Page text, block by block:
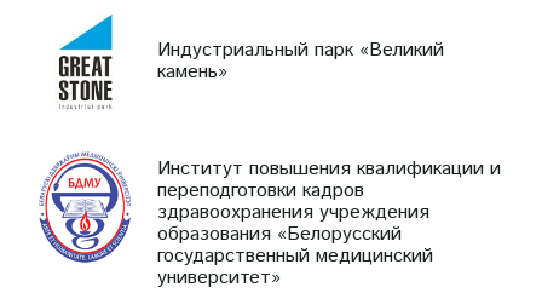
Индустриальный парк «Великий
камень»
Институт повышения квалификации и
переподготовки кадров
здравоохранения учреждения
образования «Белорусский
государственный медицинский
университет»